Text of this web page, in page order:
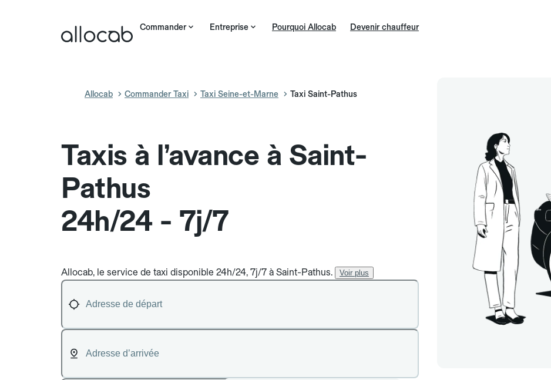
Commander Entreprise Pourquoi Allocab Devenir chauffeur
Allocab Commander Taxi Taxi Seine-et-Marne Taxi Saint-Pathus
Taxis à l’avance à Saint-
Pathus
24h/24 - 7j/7
Allocab, le service de taxi disponible 24h/24, 7j/7 à Saint-Pathus. Voir plus